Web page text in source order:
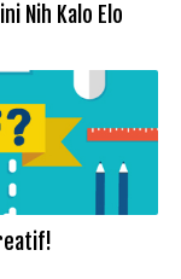
Nih Kalo Elo